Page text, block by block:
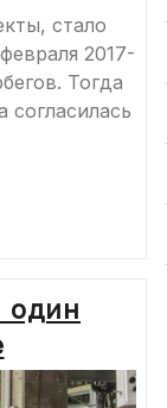
стало
2017-
Тогда
один